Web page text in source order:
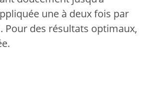
une à deux fois par
Pour des résultats optimaux,